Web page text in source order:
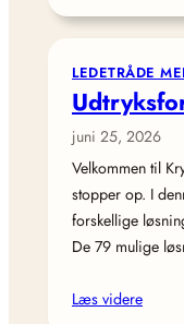
LEDETRÅDE
juni 25, 2026
Velkommen til
stopper op. I
forskellige
De 79 mulige
Læs videre